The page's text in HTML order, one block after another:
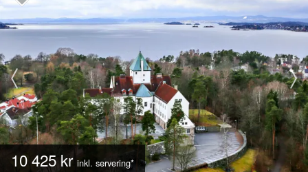
10 425 kr inkl. servering*